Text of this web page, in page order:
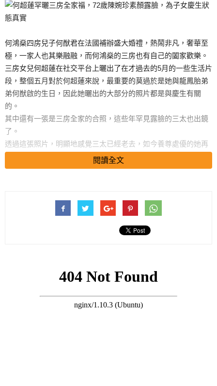
何鴻燊四房兒子何猷君在法國補辦盛大婚禮，熱鬧非凡，奢華至
極，一家人也其樂融融，而何鴻燊的三房也有自己的闔家歡樂。
三房女兒何超蓮在社交平台上曬出了在才過去的5月的一些生活片
段，整個五月對於何超蓮來說，最重要的莫過於是她與龍鳳胎弟
弟何猷啟的生日，因此她曬出的大部分的照片都是與慶生有關
的。
其中還有一張是三房全家的合照，這些年罕見露臉的三太也出鏡
了。
透過這張照片，明顯地感覺三太已經老去，如今養尊處優的她再
也沒有了昔日的闊太光芒，也沒有刻意去打扮，就是自然老去。
合照中三太陳婉珍坐在圓桌前，她身穿著灰色的加大碼運動衫，
她的打扮很樸素，頭髮看起來略顯稀疏，精神狀態一般，整個人
在三太面前擺放了一個生日蛋糕，應該是何超雲送給弟弟妹妹
的，蛋糕上方的牌子寫了「細妹/細佬」生日快樂。
而陳婉珍身後的是她的三個子女，何猷啟身材高大、魁梧最搶
鏡，何超雲與何超蓮站在一起，何超雲滿臉通紅，這神韻還真是
閱讀全文